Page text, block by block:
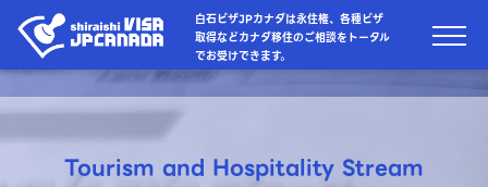
白石ビザJPカナダは永住権、各種ビザ
取得などカナダ移住のご相談をトータル
でお受けできます。
Tourism and Hospitality Stream